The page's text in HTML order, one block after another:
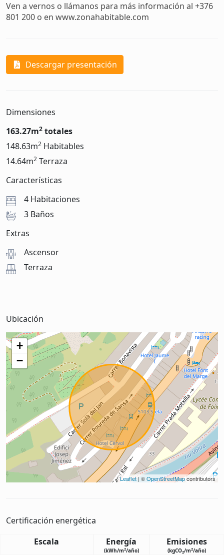
Ven a vernos o llámanos para más información al +376
801 200 o en www.zonahabitable.com
Descargar presentación
Dimensiones
163.27m2 totales
148.63m2 Habitables
14.64m2 Terraza
Características
4 Habitaciones
3 Baños
Extras
Ascensor
Terraza
Ubicación
+
−
Leaflet | ©OpenStreetMapcontributors
Certificación energética
Escala
Energía
(kWh/m2/año)
Emisiones
(kgCO2/m2/año)